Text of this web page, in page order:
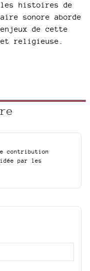
histoires de
sonore aborde
de cette
religieuse.
contribution
par les